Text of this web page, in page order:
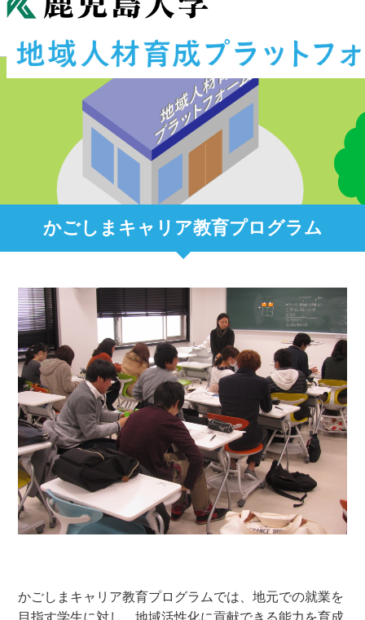
かごしまキャリア教育プログラム
かごしまキャリア教育プログラムでは、地元での就業を
目指す学生に対し、地域活性化に貢献できる能力を育成